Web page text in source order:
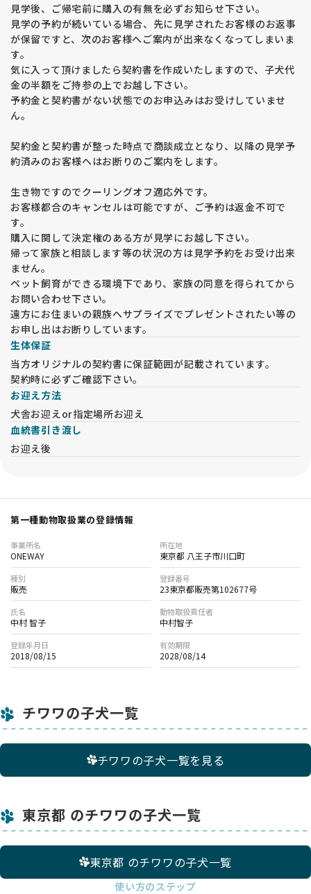
見学後、ご帰宅前に購入の有無を必ずお知らせ下さい。
見学の予約が続いている場合、先に見学されたお客様のお返事
が保留ですと、次のお客様へご案内が出来なくなってしまいま
す。
気に入って頂けましたら契約書を作成いたしますので、子犬代
金の半額をご持参の上でお越し下さい。
予約金と契約書がない状態でのお申込みはお受けしていませ
ん。
契約金と契約書が整った時点で商談成立となり、以降の見学予
約済みのお客様へはお断りのご案内をします。
生き物ですのでクーリングオフ適応外です。
お客様都合のキャンセルは可能ですが、ご予約は返金不可で
す。
購入に関して決定権のある方が見学にお越し下さい。
帰って家族と相談します等の状況の方は見学予約をお受け出来
ません。
ペット飼育ができる環境下であり、家族の同意を得られてから
お問い合わせ下さい。
遠方にお住まいの親族へサプライズでプレゼントされたい等の
お申し出はお断りしています。
生体保証
当方オリジナルの契約書に保証範囲が記載されています。
契約時に必ずご確認下さい。
お迎え方法
犬舎お迎えor指定場所お迎え
血統書引き渡し
お迎え後
第一種動物取扱業の登録情報
事業所名
ONEWAY
所在地
東京都 八王子市川口町
種別
販売
登録番号
23東京都販売第102677号
氏名
中村 智子
動物取扱責任者
中村智子
登録年月日
2018/08/15
有効期限
2028/08/14
チワワの子犬一覧
チワワの子犬一覧を見る
東京都 のチワワの子犬一覧
東京都 のチワワの子犬一覧
使い方のステップ